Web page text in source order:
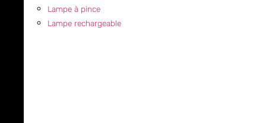
Lampe à pince
Lampe rechargeable